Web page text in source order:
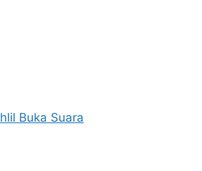
Buka Suara